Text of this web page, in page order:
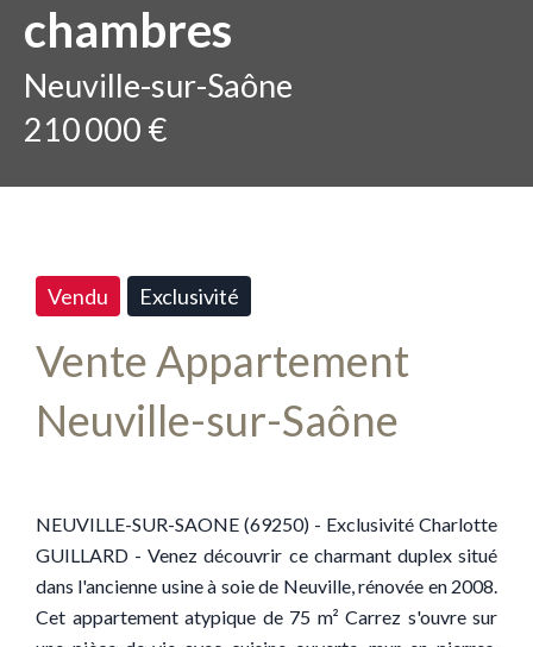
chambres
Neuville-sur-Saône
210 000 €
Vendu Exclusivité
Vente Appartement
Neuville-sur-Saône
NEUVILLE-SUR-SAONE (69250) - Exclusivité Charlotte
GUILLARD - Venez découvrir ce charmant duplex situé
dans l'ancienne usine à soie de Neuville, rénovée en 2008.
Cet appartement atypique de 75 m² Carrez s'ouvre sur